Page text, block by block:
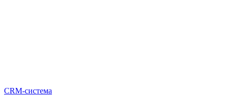
CRM-система